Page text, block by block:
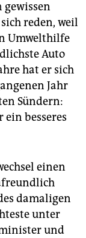
gewissen
reden, weil
Umwelthilfe
Auto
hat er sich
Jahr
Sündern:
ein besseres
einen
damaligen
unter
und